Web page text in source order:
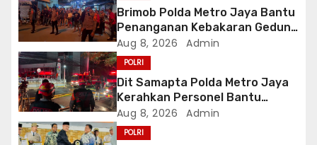
t
i
o
n
Brimob Polda Metro Jaya Bantu
Penanganan Kebakaran Gedung
Bapenda DKI
Aug 8, 2026 Admin
POLRI
Dit Samapta Polda Metro Jaya
Kerahkan Personel Bantu
Tangani Kebakaran Gedung
Bapenda
Aug 8, 2026 Admin
POLRI